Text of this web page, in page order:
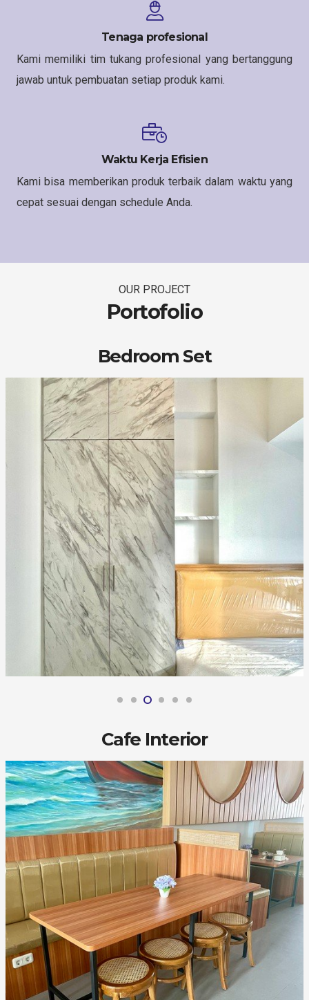
Tenaga profesional
Kami memiliki tim tukang profesional yang bertanggung
jawab untuk pembuatan setiap produk kami.
Waktu Kerja Efisien
Kami bisa memberikan produk terbaik dalam waktu yang
cepat sesuai dengan schedule Anda.
OUR PROJECT
Portofolio
Bedroom Set
Cafe Interior